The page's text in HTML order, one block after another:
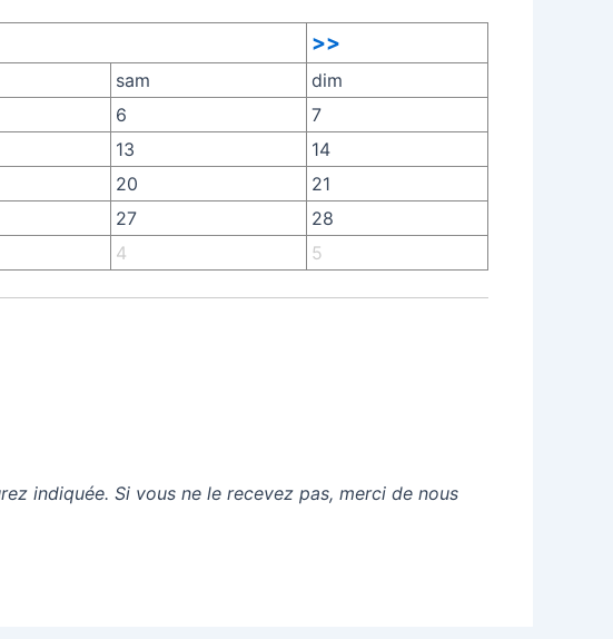
>>
sam
dim
6
7
13
14
20
21
27
28
4 5
indiquée. Si vous ne le recevez pas, merci de nous